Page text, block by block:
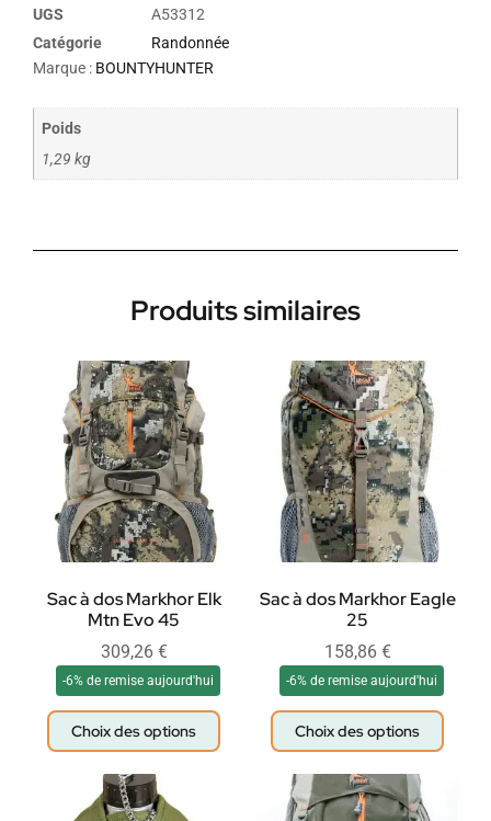
UGS
A53312
Catégorie
Randonnée
Marque : BOUNTYHUNTER
Poids
1,29 kg
Produits similaires
Sac à dos Markhor Elk
Mtn Evo 45
309,26 €
-6% de remise aujourd'hui
Choix des options
Sac à dos Markhor Eagle
25
158,86 €
-6% de remise aujourd'hui
Choix des options